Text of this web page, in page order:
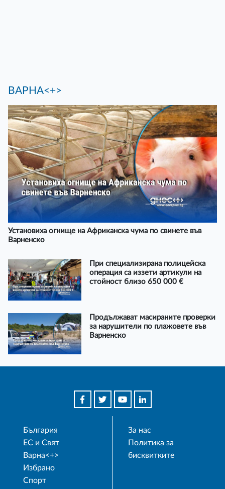
ВАРНА<+>
Установиха огнище на Африканска чума по свинете във
Варненско
При специализирана полицейска
операция са иззети артикули на
стойност близо 650 000 €
Продължават масираните проверки
за нарушители по плажовете във
Варненско
България
ЕС и Свят
Варна<+>
Избрано
Спорт
За нас
Политика за
бисквитките